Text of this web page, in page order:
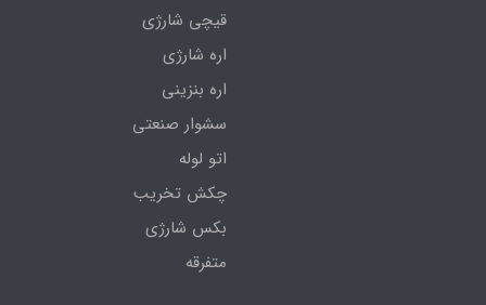
قیچی شارژی
اره شارژی
اره بنزینی
سشوار صنعتی
اتو لوله
چکش تخریب
بکس شارژی
متفرقه